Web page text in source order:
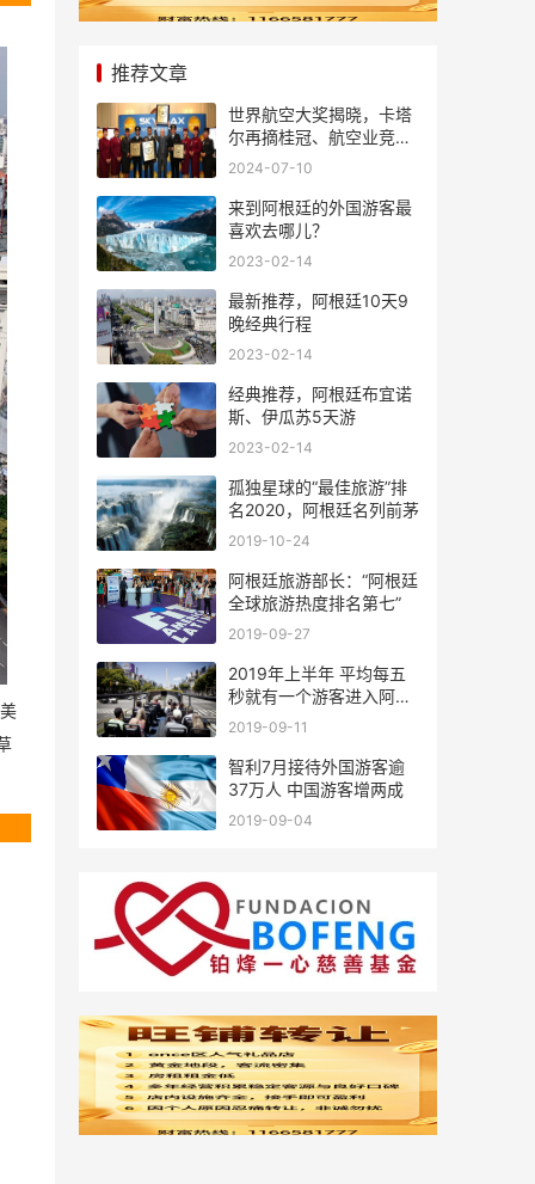
推荐文章
世界航空大奖揭晓，卡塔
尔再摘桂冠、航空业竞争
风起云涌
2024-07-10
来到阿根廷的外国游客最
喜欢去哪儿？
2023-02-14
最新推荐，阿根廷10天9
晚经典行程
2023-02-14
经典推荐，阿根廷布宜诺
斯、伊瓜苏5天游
2023-02-14
孤独星球的“最佳旅游”排
名2020，阿根廷名列前茅
2019-10-24
阿根廷旅游部长：“阿根廷
全球旅游热度排名第七”
2019-09-27
2019年上半年 平均每五
秒就有一个游客进入阿根
廷
2019-09-11
智利7月接待外国游客逾
37万人 中国游客增两成
2019-09-04